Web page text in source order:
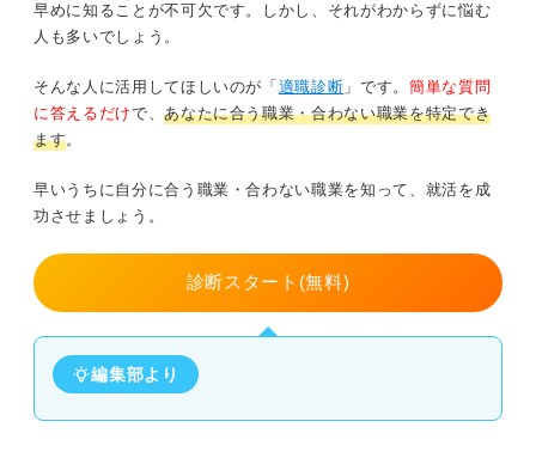
早めに知ることが不可欠です。しかし、それがわからずに悩む
人も多いでしょう。
そんな人に活用してほしいのが「 適職診断 」です。 簡単な質問
に答えるだけで、あなたに合う職業・合わない職業を特定でき
ます。
早いうちに自分に合う職業・合わない職業を知って、就活を成
功させましょう。
診断スタート(無料)
編集部より